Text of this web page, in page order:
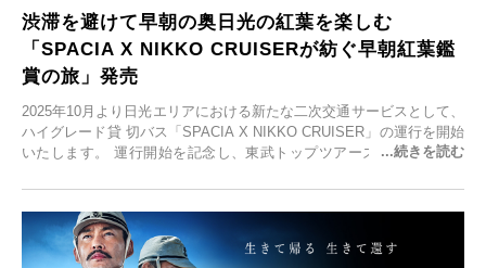
渋滞を避けて早朝の奥日光の紅葉を楽しむ
「SPACIA X NIKKO CRUISERが紡ぐ早朝紅葉鑑
賞の旅」発売
2025年10月より日光エリアにおける新たな二次交通サービスとして、
ハイグレード貸 切バス「SPACIA X NIKKO CRUISER」の運行を開始
いたします。 運行開始を記念し、東武トップツアーズ株式会社では
2025年9月12日(金)より発売いたします。